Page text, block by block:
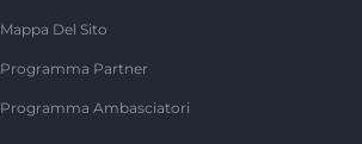
Mappa Del Sito
Programma Partner
Programma Ambasciatori